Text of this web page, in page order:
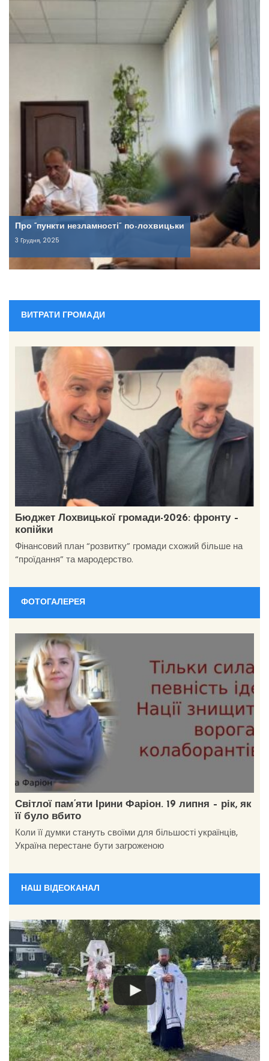
Про “пункти незламності” по-лохвицьки
3 Грудня, 2025
ВИТРАТИ ГРОМАДИ
Бюджет Лохвицької громади-2026: фронту –
копійки
Фінансовий план “розвитку” громади схожий більше на
“проїдання” та мародерство.
ФОТОГАЛЕРЕЯ
Світлої пам’яти Ірини Фаріон. 19 липня – рік, як
її було вбито
Коли її думки стануть своїми для більшості українців,
Україна перестане бути загроженою
НАШ ВІДЕОКАНАЛ